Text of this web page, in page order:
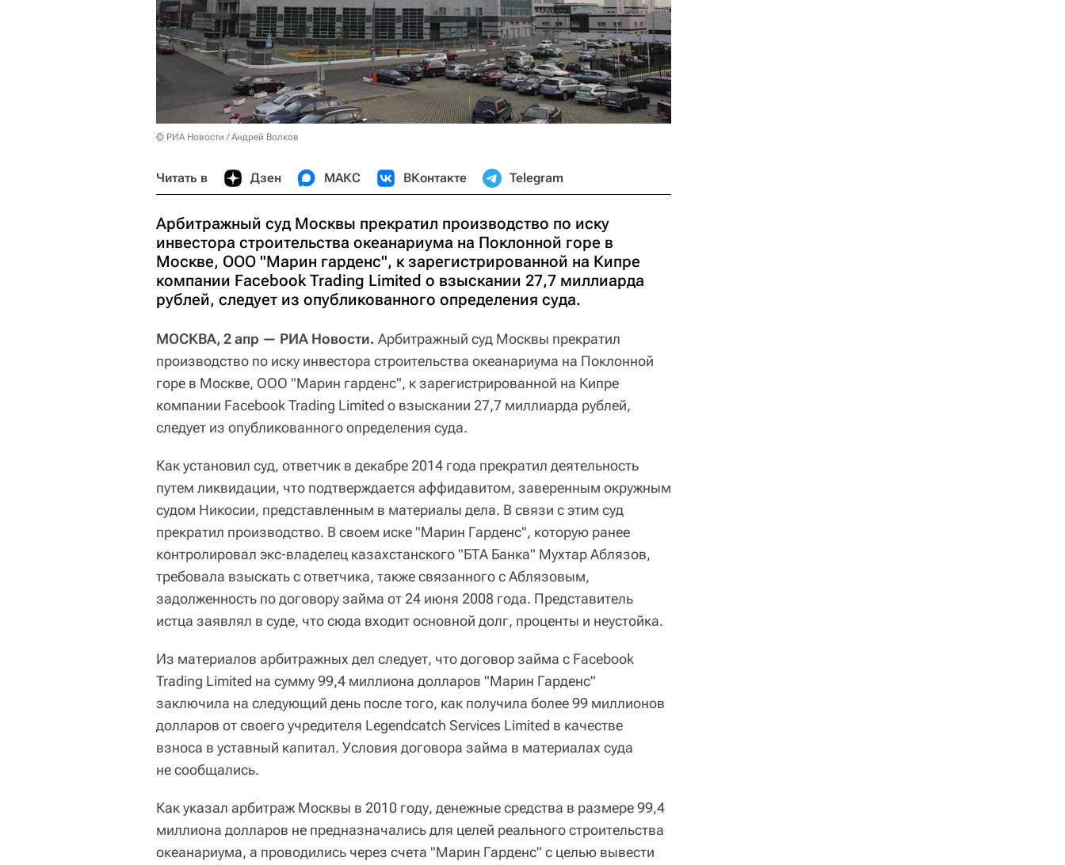
© РИА Новости / Андрей Волков
Читать в Дзен МАКС ВКонтакте Telegram
Арбитражный суд Москвы прекратил производство по иску
инвестора строительства океанариума на Поклонной горе в
Москве, ООО "Марин гарденс", к зарегистрированной на Кипре
компании Facebook Trading Limited о взыскании 27,7 миллиарда
рублей, следует из опубликованного определения суда.
МОСКВА, 2 апр — РИА Новости. Арбитражный суд Москвы прекратил
производство по иску инвестора строительства океанариума на Поклонной
горе в Москве, ООО "Марин гарденс", к зарегистрированной на Кипре
компании Facebook Trading Limited о взыскании 27,7 миллиарда рублей,
следует из опубликованного определения суда.
Как установил суд, ответчик в декабре 2014 года прекратил деятельность
путем ликвидации, что подтверждается аффидавитом, заверенным окружным
судом Никосии, представленным в материалы дела. В связи с этим суд
прекратил производство. В своем иске "Марин Гарденс", которую ранее
контролировал экс-владелец казахстанского "БТА Банка" Мухтар Аблязов,
требовала взыскать с ответчика, также связанного с Аблязовым,
задолженность по договору займа от 24 июня 2008 года. Представитель
истца заявлял в суде, что сюда входит основной долг, проценты и неустойка.
Из материалов арбитражных дел следует, что договор займа с Facebook
Trading Limited на сумму 99,4 миллиона долларов "Марин Гарденс"
заключила на следующий день после того, как получила более 99 миллионов
долларов от своего учредителя Legendcatch Services Limited в качестве
взноса в уставный капитал. Условия договора займа в материалах суда
не сообщались.
Как указал арбитраж Москвы в 2010 году, денежные средства в размере 99,4
миллиона долларов не предназначались для целей реального строительства
океанариума, а проводились через счета "Марин Гарденс" с целью вывести